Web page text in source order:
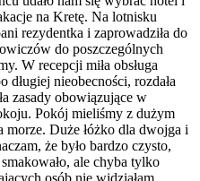
na Kretę. Na lotnisku
rezydentka i zaprowadziła do
do poszczególnych
W recepcji miła obsługa
długiej nieobecności, rozdała
zasady obowiązujące w
Pokój mieliśmy z dużym
Duże łóżko dla dwojga i
że było bardzo czysto,
ale chyba tylko